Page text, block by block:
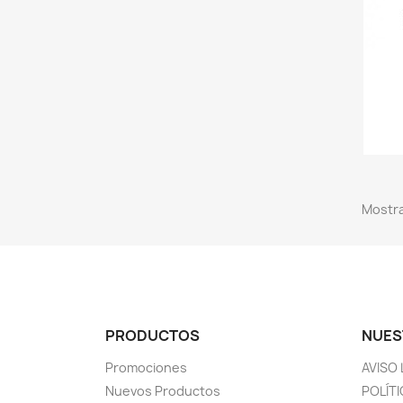
PRODUCTOS
Promociones
Nuevos Productos
AVISO